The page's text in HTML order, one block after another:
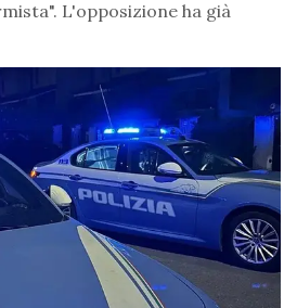
L'opposizione ha già